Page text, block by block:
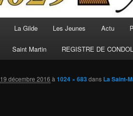
La Gilde Les Jeunes Actu
Saint Martin REGISTRE DE
19 décembre 2016 à 1024 × 683dans La Saint-